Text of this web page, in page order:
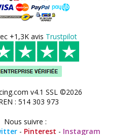
+1,3K avis Trustpilot
v4.1 SSL ©2026
: 514 303 973
Nous suivre :
- Pinterest - Instagram